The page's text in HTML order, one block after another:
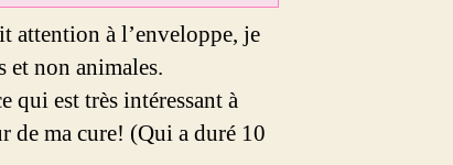
attention à l’enveloppe, je
et non animales.
qui est très intéressant à
de ma cure! (Qui a duré 10